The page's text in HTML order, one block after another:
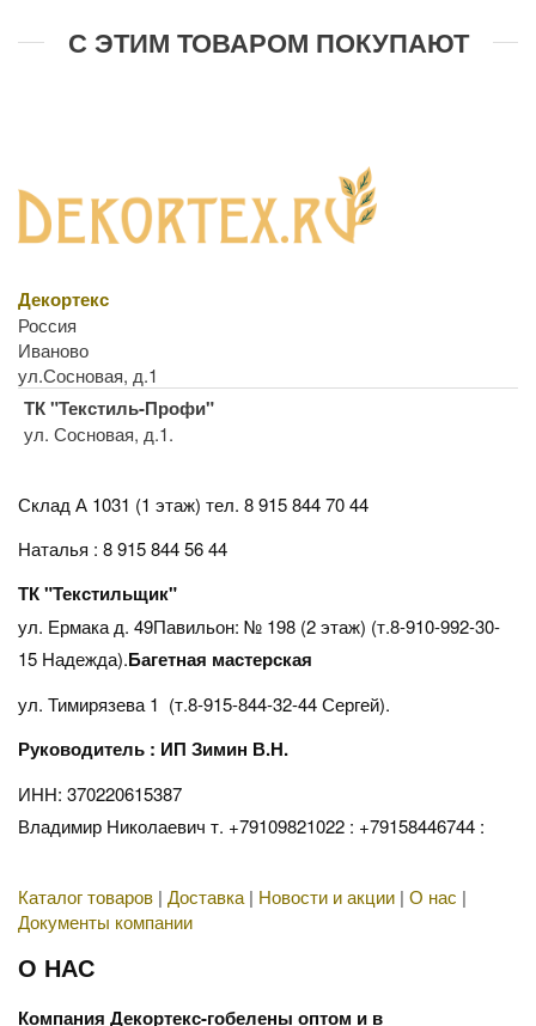
С ЭТИМ ТОВАРОМ ПОКУПАЮТ
Декортекс
Россия
Иваново
ул.Сосновая, д.1
ТК "Текстиль-Профи"
ул. Сосновая, д.1.
Склад А 1031 (1 этаж) тел. 8 915 844 70 44
Наталья : 8 915 844 56 44
ТК "Текстильщик"
ул. Ермака д. 49Павильон: № 198 (2 этаж) (т.8-910-992-30-
15 Надежда).Багетная мастерская
ул. Тимирязева 1 (т.8-915-844-32-44 Сергей).
Руководитель : ИП Зимин В.Н.
ИНН: 370220615387
Владимир Николаевич т. +79109821022 : +79158446744 :
Каталог товаров | Доставка | Новости и акции | О нас |
Документы компании
О НАС
Компания Декортекс-гобелены оптом и в